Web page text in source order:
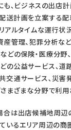
、ビジネスの出店
送計画を立案する配
アルタイムな運行
産管理、犯罪分析な
どの保険・医療分野
の公益サービス、道
交通サービス、災害
まざまな分野で利用
合は出店候補地周辺
いるエリア周辺の商